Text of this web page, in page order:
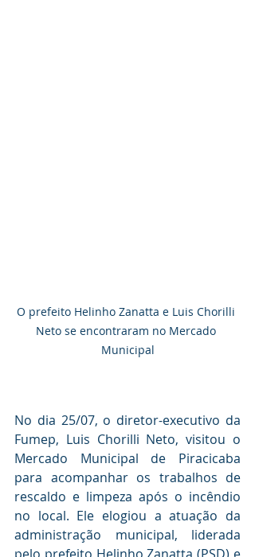
O prefeito Helinho Zanatta e Luis Chorilli
Neto se encontraram no Mercado
Municipal
No dia 25/07, o diretor-executivo da
Fumep, Luis Chorilli Neto, visitou o
Mercado Municipal de Piracicaba
para acompanhar os trabalhos de
rescaldo e limpeza após o incêndio
no local. Ele elogiou a atuação da
administração municipal, liderada